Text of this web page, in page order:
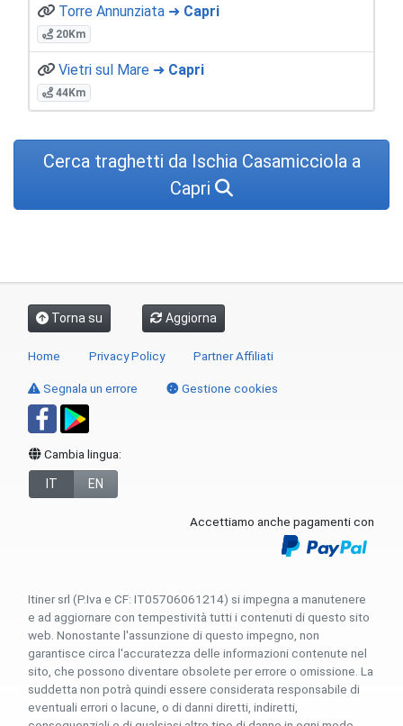
Torre Annunziata ➜ Capri
20Km
Vietri sul Mare ➜ Capri
44Km
Cerca traghetti da Ischia Casamicciola a
Capri
Torna su Aggiorna
Home Privacy Policy Partner Affiliati
Segnala un errore Gestione cookies
Cambia lingua:
IT EN
Accettiamo anche pagamenti con
Itiner srl (P.Iva e CF: IT05706061214) si impegna a manutenere
e ad aggiornare con tempestività tutti i contenuti di questo sito
web. Nonostante l'assunzione di questo impegno, non
garantisce circa l'accuratezza delle informazioni contenute nel
sito, che possono diventare obsolete per errore o omissione. La
suddetta non potrà quindi essere considerata responsabile di
eventuali errori o lacune, o di danni diretti, indiretti,